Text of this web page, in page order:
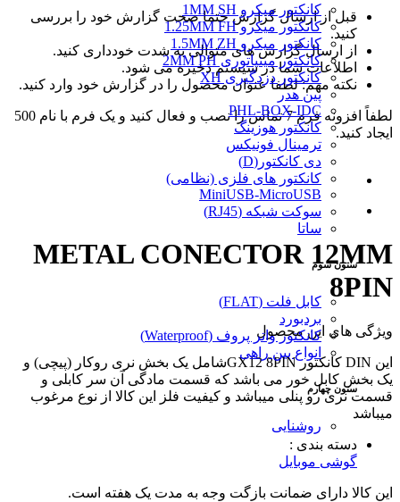
کانکتور میکرو 1MM SH
کانکتور میکرو 1.25MM FH
کانکتور میکرو 1.5MM ZH
کانکتور مینیاتوری 2MM PH
کانکتور دزدگیری XH
پین هدر
PHL-BOX-IDC
کانکتور هوزینگ
ترمینال فونیکس
دی کانکتور(D)
کانکتور های فلزی (نظامی)
MiniUSB-MicroUSB
سوکت شبکه (RJ45)
ساتا
ستون سوم
کابل فلت (FLAT)
بردبورد
کانکتور واتر پروف (Waterproof)
انواع بین راهی
ستون چهارم
روشنایی
قبل از ارسال گزارش حتما صحت گزارش خود را بررسی
کنید.
از ارسال گزارش های متوالی به شدت خودداری کنید.
اطلاعات شما در سیستم ذخیره می شود.
نکته مهم: لطفا عنوان محصول را در گزارش خود وارد کنید.
لطفاً افزونه فرم 7 تماس را نصب و فعال کنید و یک فرم با نام 500
ایجاد کنید.
METAL CONECTOR 12MM
8PIN
ویژگی های این محصول
این DIN کانکتور GX12 8PINشامل یک بخش نری روکار (پیچی) و
یک بخش کابل خور می باشد که قسمت مادگی آن سر کابلی و
قسمت نری رو پنلی میباشد و کیفیت فلز این کالا از نوع مرغوب
میباشد
دسته بندی :
گوشی موبایل
این کالا دارای ضمانت بازگت وجه به مدت یک هفته است.